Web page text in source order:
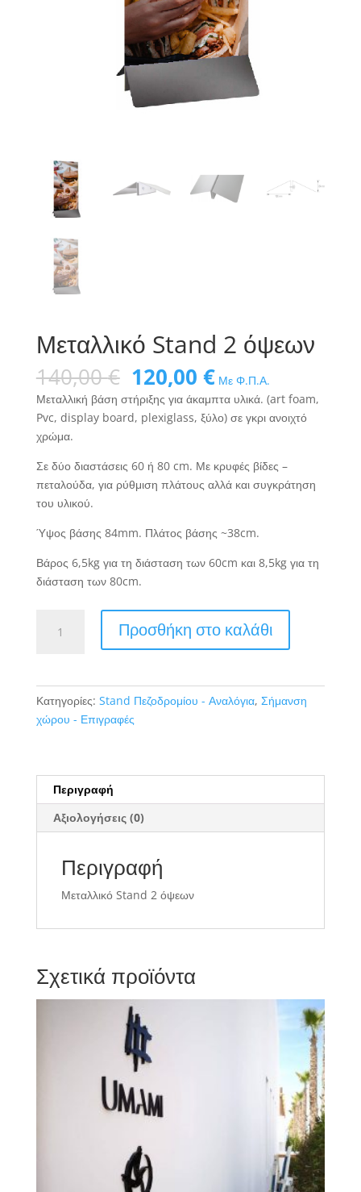
Μεταλλικό Stand 2 όψεων
140,00€ Original
price
was:
140,00 €.
120,00 €Η
τρέχουσα
τιμή
είναι:
Με Φ.Π.Α.
Μεταλλική βάση στήριξης για άκαμπτα υλικά. (art foam,
Pvc, display board, plexiglass, ξύλο) σε γκρι ανοιχτό
χρώμα.
Σε δύο διαστάσεις 60 ή 80 cm. Με κρυφές βίδες –
πεταλούδα, για ρύθμιση πλάτους αλλά και συγκράτηση
του υλικού.
Ύψος βάσης 84mm. Πλάτος βάσης ~38cm.
Βάρος 6,5kg για τη διάσταση των 60cm και 8,5kg για τη
διάσταση των 80cm.
Stand
Προσθήκη στο καλάθι
Κατηγορίες: Stand Πεζοδρομίου - Αναλόγια, Σήμανση
χώρου - Επιγραφές
Περιγραφή
Αξιολογήσεις (0)
Περιγραφή
Μεταλλικό Stand 2 όψεων
Σχετικά προϊόντα